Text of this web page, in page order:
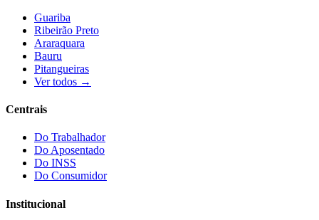
Guariba
Ribeirão Preto
Araraquara
Bauru
Pitangueiras
Ver todos →
Centrais
Do Trabalhador
Do Aposentado
Do INSS
Do Consumidor
Institucional